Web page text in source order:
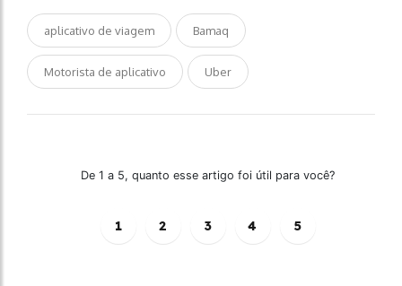
aplicativo de viagem Bamaq
Motorista de aplicativo Uber
De 1 a 5, quanto esse artigo foi útil para você?
1 2 3 4 5